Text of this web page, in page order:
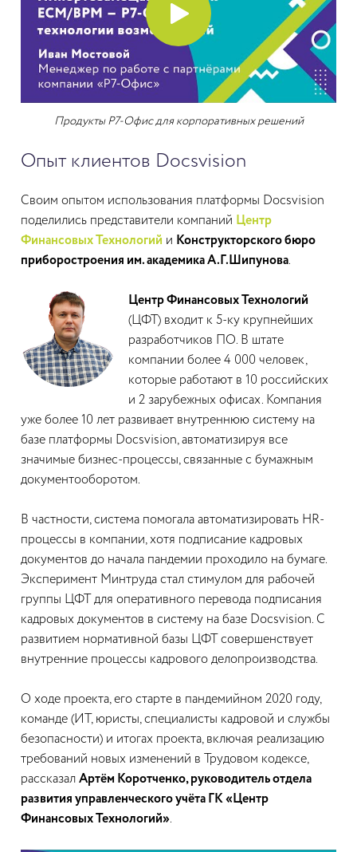
Продукты Р7-Офис для корпоративных решений
Опыт клиентов Docsvision
Своим опытом использования платформы Docsvision
поделились представители компаний Центр
Финансовых Технологий и Конструкторского бюро
приборостроения им. академика А.Г.Шипунова.
Центр Финансовых Технологий
(ЦФТ) входит к 5-ку крупнейших
разработчиков ПО. В штате
компании более 4 000 человек,
которые работают в 10 российских
и 2 зарубежных офисах. Компания
уже более 10 лет развивает внутреннюю систему на
базе платформы Docsvision, автоматизируя все
значимые бизнес-процессы, связанные с бумажным
документооборотом.
В частности, система помогала автоматизировать HR-
процессы в компании, хотя подписание кадровых
документов до начала пандемии проходило на бумаге.
Эксперимент Минтруда стал стимулом для рабочей
группы ЦФТ для оперативного перевода подписания
кадровых документов в систему на базе Docsvision. С
развитием нормативной базы ЦФТ совершенствует
внутренние процессы кадрового делопроизводства.
О ходе проекта, его старте в пандемийном 2020 году,
команде (ИТ, юристы, специалисты кадровой и службы
безопасности) и итогах проекта, включая реализацию
требований новых изменений в Трудовом кодексе,
рассказал Артём Коротченко, руководитель отдела
развития управленческого учёта ГК «Центр
Финансовых Технологий».